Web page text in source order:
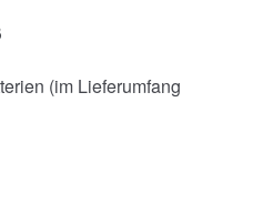
(im Lieferumfang